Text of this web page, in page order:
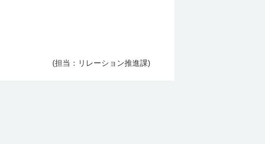
(担当：リレーション推進課)